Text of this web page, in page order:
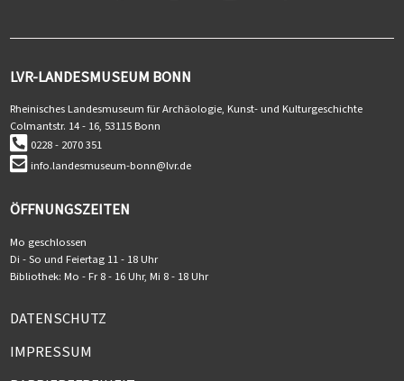
LVR-LANDESMUSEUM BONN
Rheinisches Landesmuseum für Archäologie, Kunst- und Kulturgeschichte
Colmantstr. 14 - 16, 53115 Bonn
0228 - 2070 351
info.landesmuseum-bonn@lvr.de
ÖFFNUNGSZEITEN
Mo geschlossen
Di - So und Feiertag 11 - 18 Uhr
Bibliothek: Mo - Fr 8 - 16 Uhr, Mi 8 - 18 Uhr
DATENSCHUTZ
IMPRESSUM